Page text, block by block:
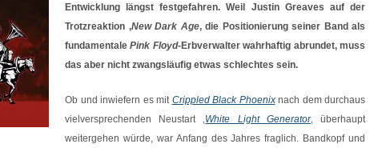
Entwicklung längst festgefahren. Weil Justin Greaves auf der
Trotzreaktion ‚New Dark Age‚ die Positionierung seiner Band als
fundamentalePink Floyd-Erbverwalter wahrhaftig abrundet, muss
das aber nicht zwangsläufig etwas schlechtes sein.
Ob und inwiefern es mit Crippled Black Phoenixnach dem durchaus
vielversprechenden Neustart ‚White Light Generator‚ überhaupt
weitergehen würde, war Anfang des Jahres fraglich. Bandkopf und